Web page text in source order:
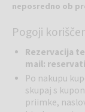
neposredno ob
Ta rajski kotiček je
Vse sobe so bile
udobno bivanje za
stran, balkon -
povezani postelji
Pogoji
Rezervacija
mail:
Po nakupu
skupaj s
priimke,